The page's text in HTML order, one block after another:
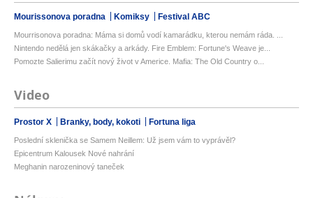
Mourissonova poradna Komiksy Festival ABC
Mourrisonova poradna: Máma si domů vodí kamarádku, kterou nemám ráda. ...
Nintendo nedělá jen skákačky a arkády. Fire Emblem: Fortune's Weave je...
Pomozte Salierimu začít nový život v Americe. Mafia: The Old Country o...
Video
Prostor X Branky, body, kokoti Fortuna liga
Poslední sklenička se Samem Neillem: Už jsem vám to vyprávěl?
Epicentrum Kalousek Nové nahrání
Meghanin narozeninový taneček